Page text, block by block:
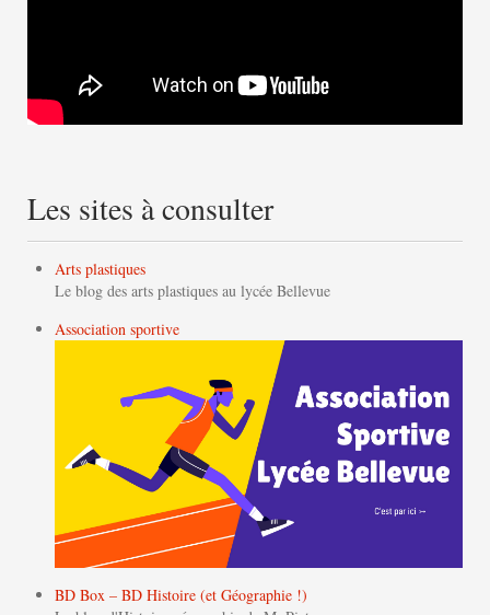
Les sites à consulter
Arts plastiques
Le blog des arts plastiques au lycée Bellevue
Association sportive
BD Box – BD Histoire (et Géographie !)